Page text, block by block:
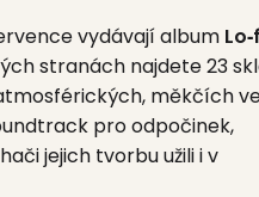
vydávají album
stranách najdete 23
měkčích
pro odpočinek,
jejich tvorbu užili i v